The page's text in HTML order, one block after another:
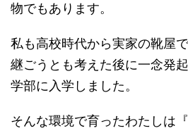
物でもあります。
私も高校時代から実家の靴屋
継ごうとも考えた後に一念発
学部に入学しました。
そんな環境で育ったわたしは